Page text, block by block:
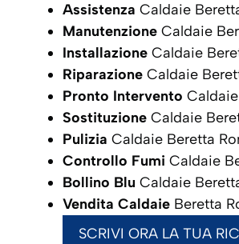
Assistenza Caldaie
Manutenzione Caldaie
Installazione Caldaie
Riparazione Caldaie
Pronto Intervento
Sostituzione Caldaie
Pulizia Caldaie Beretta
Controllo Fumi Caldaie
Bollino Blu Caldaie
Vendita Caldaie Beretta
SCRIVI ORA LA TUA